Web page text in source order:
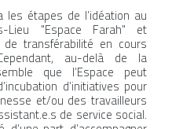
2019-2022
2022-2025
les étapes de l’idéation au
Lieu "Espace Farah" et
transférabilité en cours
au-delà de la
que l’Espace peut
d’initiatives pour
et/ou des travailleurs
de service social.